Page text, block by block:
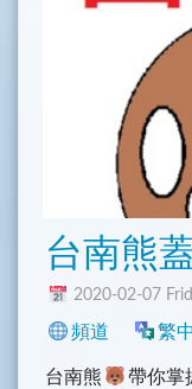
台南熊
2020-02-07
頻道 繁中
台南熊
帶你掌